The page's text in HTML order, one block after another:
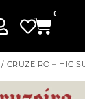
0
/ CRUZEIRO – HIC